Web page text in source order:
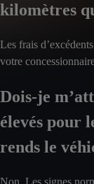
kilomètres
Les frais
votre
Dois-je
élevés pour
rends le